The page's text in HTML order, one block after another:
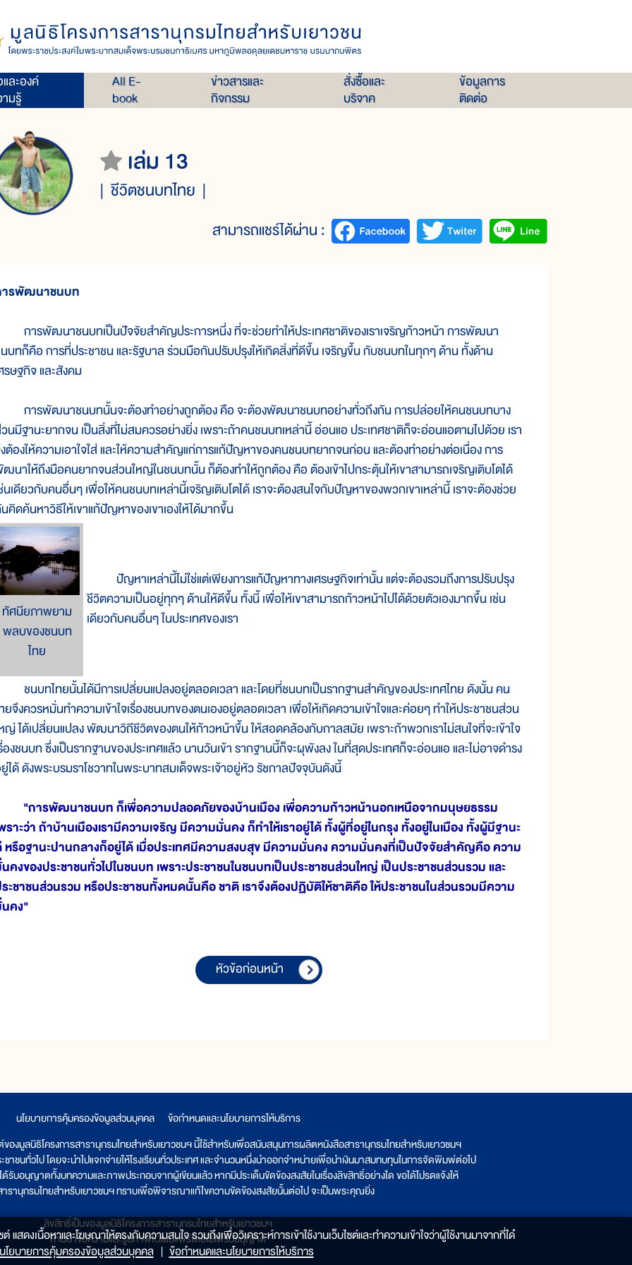
ละองค์
มรู้
All E-
book
ข่าวสารและ
กิจกรรม
สั่งซื้อและ
บริจาค
ข้อมูลการ
ติดต่อ
เล่ม 13
ชีวิตชนบทไทย
สามารถแชร์ได้ผ่าน :
รพัฒนาชนบท
การพัฒนาชนบทเป็นปัจจัยสำคัญประการหนึ่ง ที่จะช่วยทำให้ประเทศชาติของเราเจริญก้าวหน้า การพัฒนา
บทก็คือ การที่ประชาชน และรัฐบาล ร่วมมือกันปรับปรุงให้เกิดสิ่งที่ดีขึ้น เจริญขึ้น กับชนบทในทุกๆ ด้าน ทั้งด้าน
รษฐกิจ และสังคม
การพัฒนาชนบทนั้นจะต้องทำอย่างถูกต้อง คือ จะต้องพัฒนาชนบทอย่างทั่วถึงกัน การปล่อยให้คนชนบทบาง
นมีฐานะยากจน เป็นสิ่งที่ไม่สมควรอย่างยิ่ง เพราะถ้าคนชนบทเหล่านี้ อ่อนแอ ประเทศชาติก็จะอ่อนแอตามไปด้วย เรา
ต้องให้ความเอาใจใส่ และให้ความสำคัญแก่การแก้ปัญหาของคนชนบทยากจนก่อน และต้องทำอย่างต่อเนื่อง การ
นาให้ถึงมือคนยากจนส่วนใหญ่ในชนบทนั้น ก็ต้องทำให้ถูกต้อง คือ ต้องเข้าไปกระตุ้นให้เขาสามารถเจริญเติบโตได้
นเดียวกับคนอื่นๆ เพื่อให้คนชนบทเหล่านี้เจริญเติบโตได้ เราจะต้องสนใจกับปัญหาของพวกเขาเหล่านี้ เราจะต้องช่วย
คิดค้นหาวิธีให้เขาแก้ปัญหาของเขาเองให้ได้มากขึ้น
ทัศนียภาพยาม
พลบของชนบท
ไทย
ปัญหาเหล่านี้ไม่ใช่แต่เพียงการแก้ปัญหาทางเศรษฐกิจเท่านั้น แต่จะต้องรวมถึงการปรับปรุง
ชีวิตความเป็นอยู่ทุกๆ ด้านให้ดีขึ้น ทั้งนี้ เพื่อให้เขาสามารถก้าวหน้าไปได้ด้วยตัวเองมากขึ้น เช่น
เดียวกับคนอื่นๆ ในประเทศของเรา
ชนบทไทยนั้นได้มีการเปลี่ยนแปลงอยู่ตลอดเวลา และโดยที่ชนบทเป็นรากฐานสำคัญของประเทศไทย ดังนั้น คน
ยจึงควรหมั่นทำความเข้าใจเรื่องชนบทของตนเองอยู่ตลอดเวลา เพื่อให้เกิดความเข้าใจและค่อยๆ ทำให้ประชาชนส่วน
ญ่ ได้เปลี่ยนแปลง พัฒนาวิถีชีวิตของตนให้ก้าวหน้าขึ้น ให้สอดคล้องกับกาลสมัย เพราะถ้าพวกเราไม่สนใจที่จะเข้าใจ
องชนบท ซึ่งเป็นรากฐานของประเทศแล้ว นานวันเข้า รากฐานนี้ก็จะผุพังลง ในที่สุดประเทศก็จะอ่อนแอ และไม่อาจดำรง
ได้ ดังพระบรมราโชวาทในพระบาทสมเด็จพระเจ้าอยู่หัว รัชกาลปัจจุบันดังนี้
"การพัฒนาชนบท ก็เพื่อความปลอดภัยของบ้านเมือง เพื่อความก้าวหน้านอกเหนือจากมนุษยธรรม
ราะว่า ถ้าบ้านเมืองเรามีความเจริญ มีความมั่นคง ก็ทำให้เราอยู่ได้ ทั้งผู้ที่อยู่ในกรุง ทั้งอยู่ในเมือง ทั้งผู้มีฐานะ
หรือฐานะปานกลางก็อยู่ได้ เมื่อประเทศมีความสงบสุข มีความมั่นคง ความมั่นคงที่เป็นปัจจัยสำคัญคือ ความ
คงของประชาชนทั่วไปในชนบท เพราะประชาชนในชนบทเป็นประชาชนส่วนใหญ่ เป็นประชาชนส่วนรวม และ
ะชาชนส่วนรวม หรือประชาชนทั้งหมดนั้นคือ ชาติ เราจึงต้องปฏิบัติให้ชาติคือ ให้ประชาชนในส่วนรวมมีความ
คง"
หัวข้อก่อนหน้า
นโยบายการคุ้มครองข้อมูลส่วนบุคคล
ข้อกำหนดและนโยบายการให้บริการ
องมูลนิธิโครงการสารานุกรมไทยสำหรับเยาวชนฯ นี้ใช้สำหรับเพื่อสนับสนุนการผลิตหนังสือสารานุกรมไทยสำหรับเยาวชนฯ
ชาชนทั่วไป โดยจะนำไปแจกจ่ายให้โรงเรียนทั่วประเทศ และจำนวนหนึ่งนำออกจำหน่ายเพื่อนำเงินมาสมทบทุนในการจัดพิมพ์ต่อไป
รับอนุญาตทั้งบทความและภาพประกอบจากผู้เขียนแล้ว หากมีประเด็นขัดข้องสงสัยในเรื่องลิขสิทธิ์อย่างใด ขอได้โปรดแจ้งให้
รานุกรมไทยสำหรับเยาวชนฯ ทราบเพื่อพิจารณาแก้ไขความขัดข้องสงสัยนั้นต่อไป จะเป็นพระคุณยิ่ง
ลิขสิทธิ์เป็นของมูลนิธิโครงการสารานุกรมไทยสำหรับเยาวชนฯ
ห้ามนำข้อความและรูปภาพไปเผยแพร่โดยไม่ได้รับอนุญาต
แสดงเนื้อหาและโฆษณาให้ตรงกับความสนใจ รวมถึงเพื่อวิเคราะห์การเข้าใช้งานเว็บไซต์และทำความเข้าใจว่าผู้ใช้งานมาจากที่ใด๋
นโยบายการคุ้มครองข้อมูลส่วนบุคคล | ข้อกำหนดและนโยบายการให้บริการ